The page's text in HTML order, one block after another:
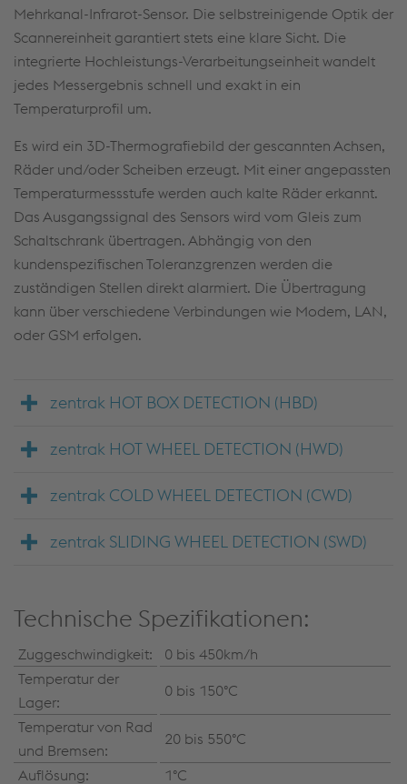
Mehrkanal-Infrarot-Sensor. Die selbstreinigende Optik der
Scannereinheit garantiert stets eine klare Sicht. Die
integrierte Hochleistungs-Verarbeitungseinheit wandelt
jedes Messergebnis schnell und exakt in ein
Temperaturprofil um.
Es wird ein 3D-Thermografiebild der gescannten Achsen,
Räder und/oder Scheiben erzeugt. Mit einer angepassten
Temperaturmessstufe werden auch kalte Räder erkannt.
Das Ausgangssignal des Sensors wird vom Gleis zum
Schaltschrank übertragen. Abhängig von den
kundenspezifischen Toleranzgrenzen werden die
zuständigen Stellen direkt alarmiert. Die Übertragung
kann über verschiedene Verbindungen wie Modem, LAN,
oder GSM erfolgen.
zentrak HOT BOX DETECTION (HBD)
zentrak HOT WHEEL DETECTION (HWD)
zentrak COLD WHEEL DETECTION (CWD)
zentrak SLIDING WHEEL DETECTION (SWD)
Technische Spezifikationen:
Zuggeschwindigkeit:
0 bis 450km/h
Temperatur der
Lager:
0 bis 150°C
Temperatur von Rad
und Bremsen:
20 bis 550°C
Auflösung:
1°C